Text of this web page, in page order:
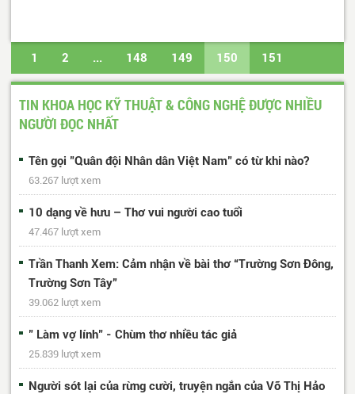
1 2 ... 148 149 150 151
152 ... 429 430 Trang cuối
TIN KHOA HỌC KỸ THUẬT & CÔNG NGHỆ ĐƯỢC NHIỀU
NGƯỜI ĐỌC NHẤT
Tên gọi "Quân đội Nhân dân Việt Nam" có từ khi nào?
63.267 lượt xem
10 dạng về hưu – Thơ vui người cao tuổi
47.467 lượt xem
Trần Thanh Xem: Cảm nhận về bài thơ “Trường Sơn Đông,
Trường Sơn Tây”
39.062 lượt xem
" Làm vợ lính" - Chùm thơ nhiều tác giả
25.839 lượt xem
Người sót lại của rừng cười, truyện ngắn của Võ Thị Hảo